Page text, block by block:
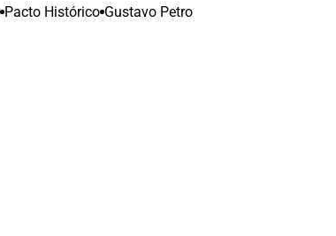
Pacto Histórico Gustavo Petro